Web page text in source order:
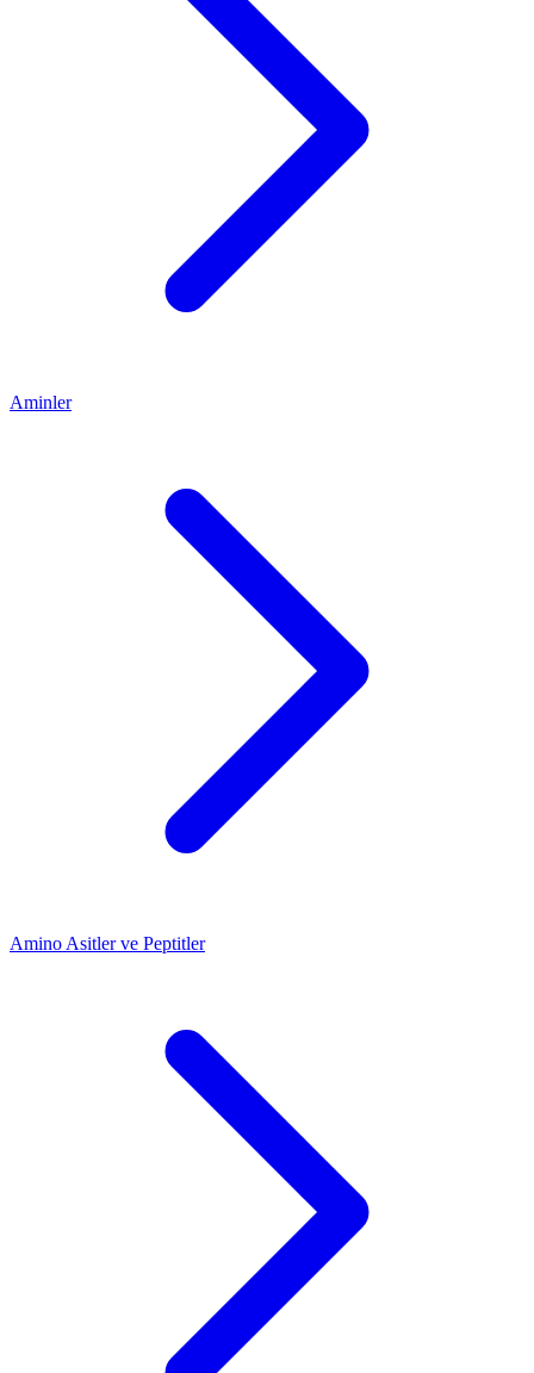
Aminler
Amino Asitler ve Peptitler